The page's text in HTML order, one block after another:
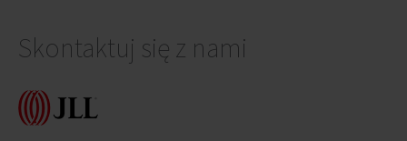
Skontaktuj się z nami